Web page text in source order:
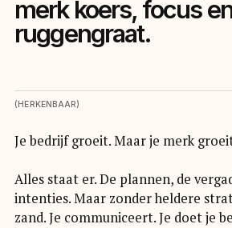
merk koers, focus
ruggengraat.
(HERKENBAAR)
Je bedrijf groeit. Maar je merk
Alles staat er. De plannen, de
intenties. Maar zonder heldere
zand. Je communiceert. Je doet je